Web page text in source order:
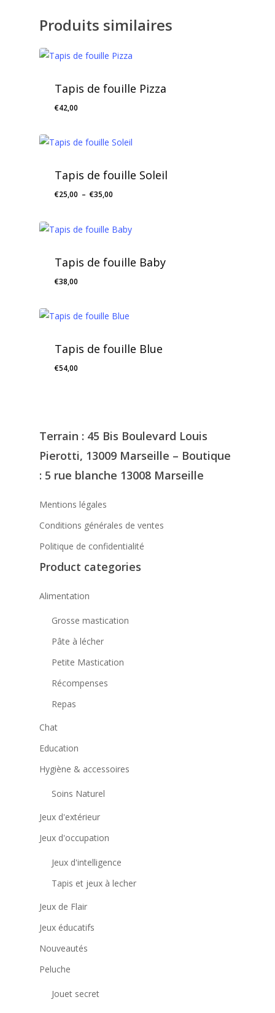
Produits similaires
Tapis de fouille Pizza
€42,00
Tapis de fouille Soleil
€25,00 – €35,00
€25,00
€35,00
Tapis de fouille Baby
€38,00
Tapis de fouille Blue
€54,00
Terrain : 45 Bis Boulevard Louis
Pierotti, 13009 Marseille – Boutique
: 5 rue blanche 13008 Marseille
Mentions légales
Conditions générales de ventes
Politique de confidentialité
Product categories
Alimentation
Grosse mastication
Pâte à lécher
Petite Mastication
Récompenses
Repas
Chat
Education
Hygiène & accessoires
Soins Naturel
Jeux d'extérieur
Jeux d'occupation
Jeux d'intelligence
Tapis et jeux à lecher
Jeux de Flair
Jeux éducatifs
Nouveautés
Peluche
Jouet secret